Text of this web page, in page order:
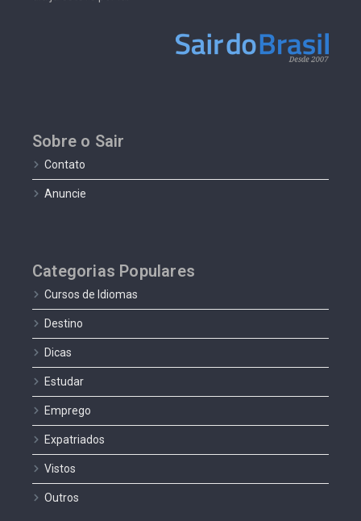
Sobre o Sair
Contato
Anuncie
Categorias Populares
Cursos de Idiomas
Destino
Dicas
Estudar
Emprego
Expatriados
Vistos
Outros